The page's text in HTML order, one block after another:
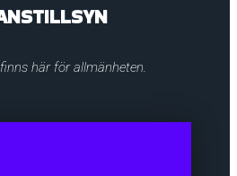
här för allmänheten.